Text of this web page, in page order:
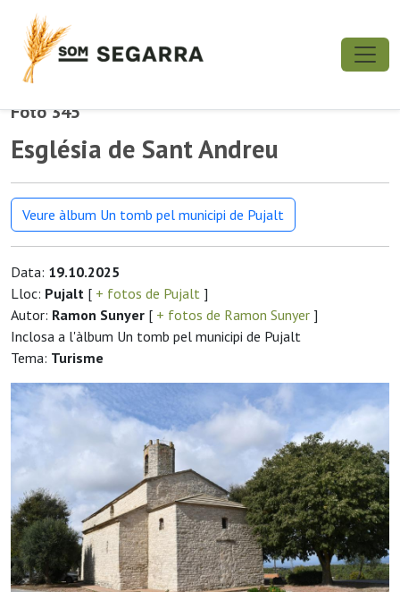
Foto 345
Església de Sant Andreu
Veure àlbum Un tomb pel municipi de Pujalt
Data: 19.10.2025
Lloc: Pujalt [ + fotos de Pujalt ]
Autor: Ramon Sunyer [ + fotos de Ramon Sunyer ]
Inclosa a l'àlbum Un tomb pel municipi de Pujalt
Tema: Turisme